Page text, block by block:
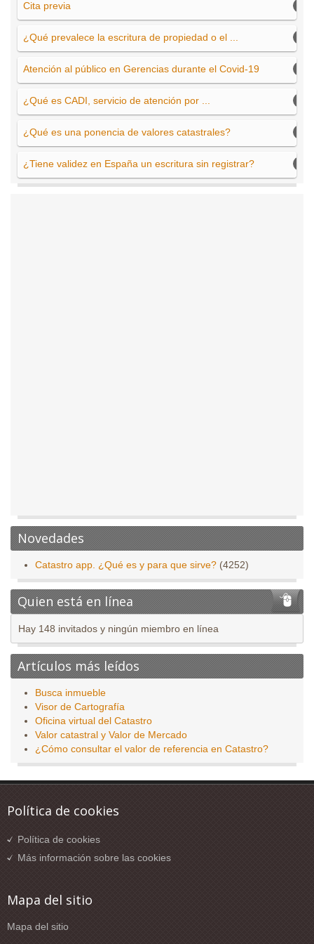
Cita previa
¿Qué prevalece la escritura de propiedad o el ...
Atención al público en Gerencias durante el Covid-19
¿Qué es CADI, servicio de atención por ...
¿Qué es una ponencia de valores catastrales?
¿Tiene validez en España un escritura sin registrar?
Novedades
Catastro app. ¿Qué es y para que sirve? (4252)
Quien está en línea
Hay 148 invitados y ningún miembro en línea
Artículos más leídos
Busca inmueble
Visor de Cartografía
Oficina virtual del Catastro
Valor catastral y Valor de Mercado
¿Cómo consultar el valor de referencia en Catastro?
Política de cookies
Política de cookies
Más información sobre las cookies
Mapa del sitio
Mapa del sitio